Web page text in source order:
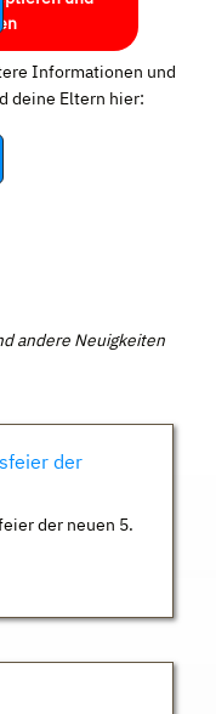
Informationen und
deine Eltern hier:
andere Neuigkeiten
der
der neuen 5.